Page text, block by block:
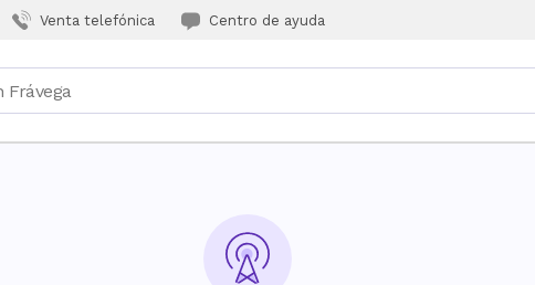
Venta telefónica Centro de ayuda